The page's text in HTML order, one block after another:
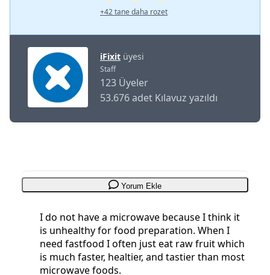
+42 tane daha rozet
iFixit üyesi
Staff
123 Üyeler
53.676 adet Kılavuz yazıldı
Yorum Ekle
I do not have a microwave because I think it
is unhealthy for food preparation. When I
need fastfood I often just eat raw fruit which
is much faster, healtier, and tastier than most
microwave foods.